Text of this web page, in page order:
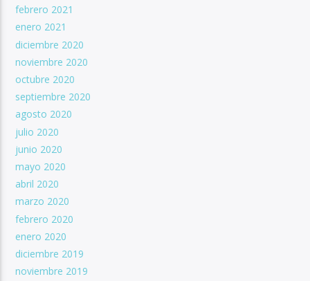
febrero 2021
enero 2021
diciembre 2020
noviembre 2020
octubre 2020
septiembre 2020
agosto 2020
julio 2020
junio 2020
mayo 2020
abril 2020
marzo 2020
febrero 2020
enero 2020
diciembre 2019
noviembre 2019